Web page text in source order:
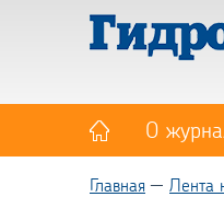
О
Главная Лента